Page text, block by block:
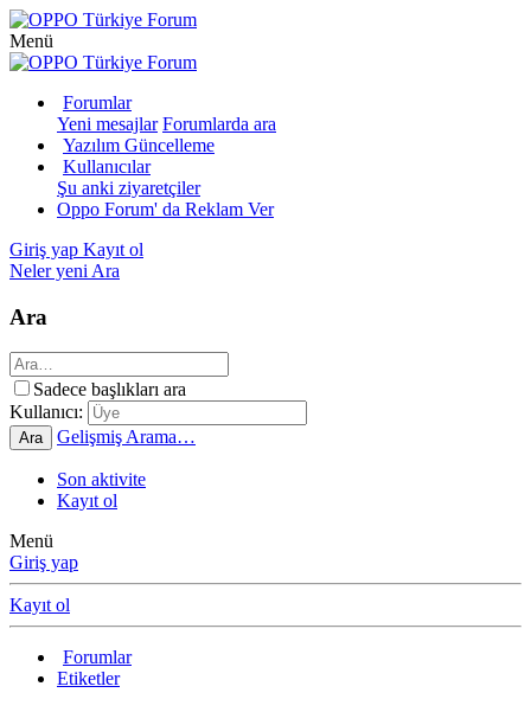
Menü
Forumlar
Yeni mesajlar Forumlarda ara
Yazılım Güncelleme
Kullanıcılar
Şu anki ziyaretçiler
Oppo Forum' da Reklam Ver
Giriş yap Kayıt ol
Neler yeni Ara
Ara
Sadece başlıkları ara
Kullanıcı:
Ara Gelişmiş Arama…
Son aktivite
Kayıt ol
Menü
Giriş yap
Kayıt ol
Forumlar
Etiketler